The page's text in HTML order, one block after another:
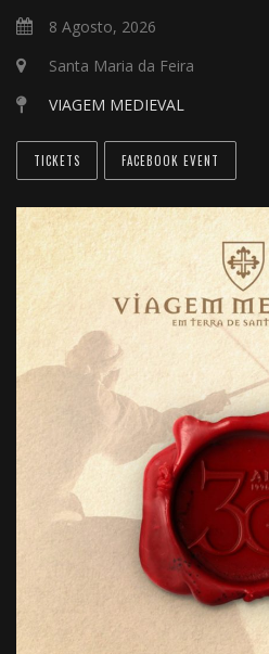
8 Agosto, 2026
Santa Maria da Feira
VIAGEM MEDIEVAL
TICKETS FACEBOOK EVENT